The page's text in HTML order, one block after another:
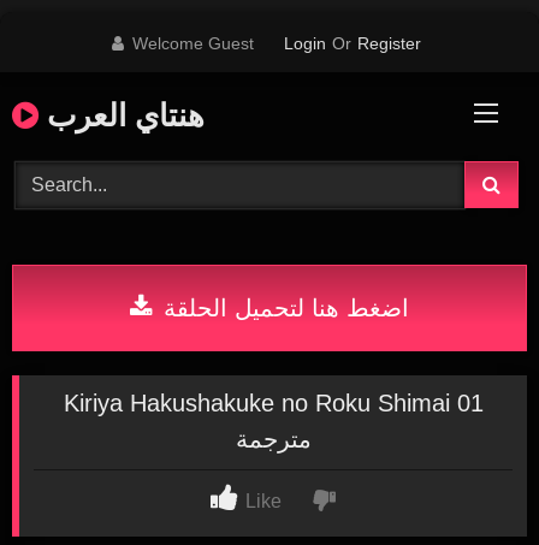
Welcome Guest Login Or Register
هنتاي العرب
اضغط هنا لتحميل الحلقة
Kiriya Hakushakuke no Roku Shimai 01
مترجمة
Like